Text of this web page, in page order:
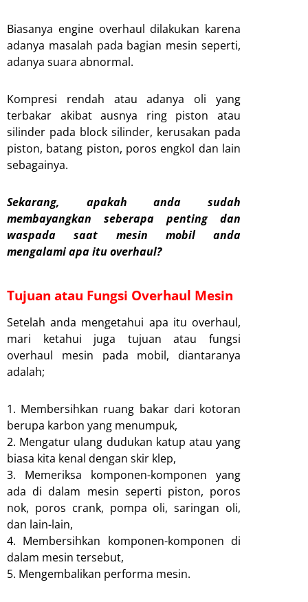
Biasanya engine overhaul dilakukan karena
adanya masalah pada bagian mesin seperti,
adanya suara abnormal.
Kompresi rendah atau adanya oli yang
terbakar akibat ausnya ring piston atau
silinder pada block silinder, kerusakan pada
piston, batang piston, poros engkol dan lain
sebagainya.
Sekarang, apakah anda sudah
membayangkan seberapa penting dan
waspada saat mesin mobil anda
mengalami apa itu overhaul?
Tujuan atau Fungsi Overhaul Mesin
Setelah anda mengetahui apa itu overhaul,
mari ketahui juga tujuan atau fungsi
overhaul mesin pada mobil, diantaranya
adalah;
1. Membersihkan ruang bakar dari kotoran
berupa karbon yang menumpuk,
2. Mengatur ulang dudukan katup atau yang
biasa kita kenal dengan skir klep,
3. Memeriksa komponen-komponen yang
ada di dalam mesin seperti piston, poros
nok, poros crank, pompa oli, saringan oli,
dan lain-lain,
4. Membersihkan komponen-komponen di
dalam mesin tersebut,
5. Mengembalikan performa mesin.